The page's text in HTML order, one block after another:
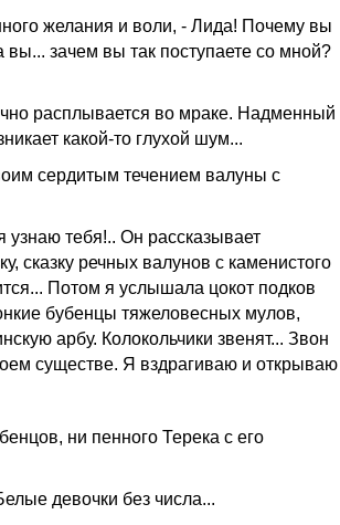
желания и воли, - Лида! Почему вы
зачем вы так поступаете со мной?
расплывается во мраке. Надменный
какой-то глухой шум...
сердитым течением валуны с
узнаю тебя!.. Он рассказывает
сказку речных валунов с каменистого
Потом я услышала цокот подков
бубенцы тяжеловесных мулов,
арбу. Колокольчики звенят... Звон
существе. Я вздрагиваю и открываю
ни пенного Терека с его
девочки без числа...